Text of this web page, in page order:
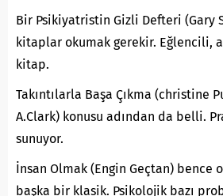
Bir Psikiyatristin Gizli Defteri (Gary
kitaplar okumak gerekir. Eğlencili,
kitap.
Takıntılarla Başa Çıkma (christine
A.Clark) konusu adından da belli.
sunuyor.
İnsan Olmak (Engin Geçtan) bence
başka bir klasik. Psikolojik bazı